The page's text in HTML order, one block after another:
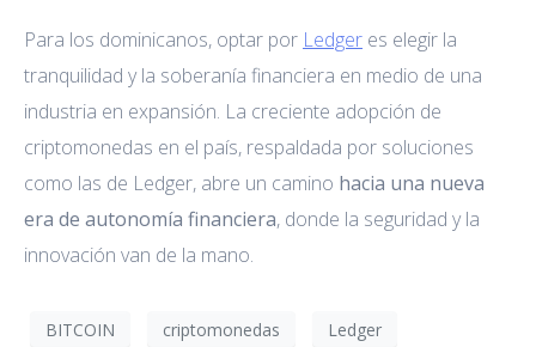
Para los dominicanos, optar por Ledger es elegir la
tranquilidad y la soberanía financiera en medio de una
industria en expansión. La creciente adopción de
criptomonedas en el país, respaldada por soluciones
como las de Ledger, abre un camino hacia una nueva
era de autonomía financiera, donde la seguridad y la
innovación van de la mano.
BITCOIN criptomonedas
Ledger